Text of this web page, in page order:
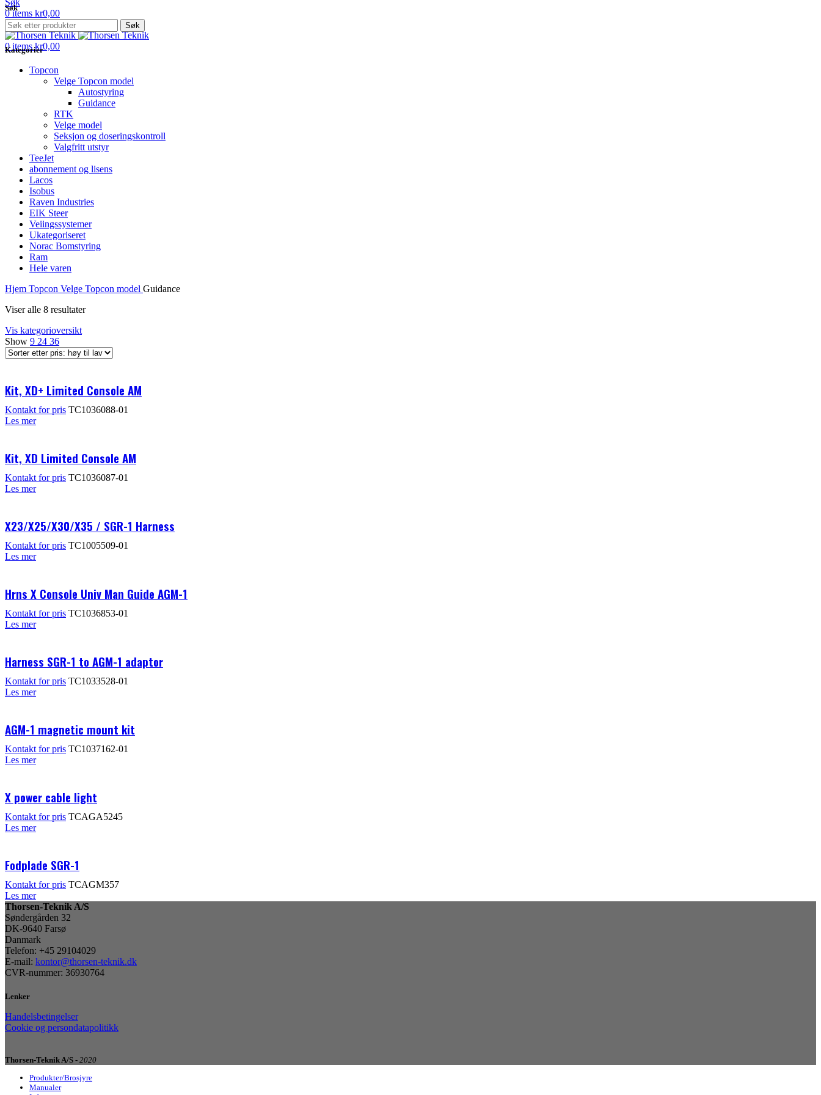
Søk
0items kr0,00
Menu
0items kr0,00
Søk
Søk
Kategorier
Topcon
Velge Topcon model
Autostyring
Guidance
RTK
Velge model
Seksjon og doseringskontroll
Valgfritt utstyr
TeeJet
abonnement og lisens
Lacos
Isobus
Raven Industries
EIK Steer
Veiingssystemer
Ukategoriseret
Norac Bomstyring
Ram
Hele varen
Hjem Topcon Velge Topcon model Guidance
Viser alle 8 resultater
Vis kategorioversikt
Show 9 24 36
Kit, XD+ Limited Console AM
Kontakt for pris TC1036088-01
Les mer
Kit, XD Limited Console AM
Kontakt for pris TC1036087-01
Les mer
X23/X25/X30/X35 / SGR-1 Harness
Kontakt for pris TC1005509-01
Les mer
Hrns X Console Univ Man Guide AGM-1
Kontakt for pris TC1036853-01
Les mer
Harness SGR-1 to AGM-1 adaptor
Kontakt for pris TC1033528-01
Les mer
AGM-1 magnetic mount kit
Kontakt for pris TC1037162-01
Les mer
X power cable light
Kontakt for pris TCAGA5245
Les mer
Fodplade SGR-1
Kontakt for pris TCAGM357
Les mer
Thorsen-Teknik A/S
Søndergården 32
DK-9640 Farsø
Danmark
Telefon: +45 29104029
E-mail: kontor@thorsen-teknik.dk
CVR-nummer: 36930764
Lenker
Handelsbetingelser
Cookie og persondatapolitikk
Thorsen-Teknik A/S - 2020
Produkter/Brosjyre
Manualer